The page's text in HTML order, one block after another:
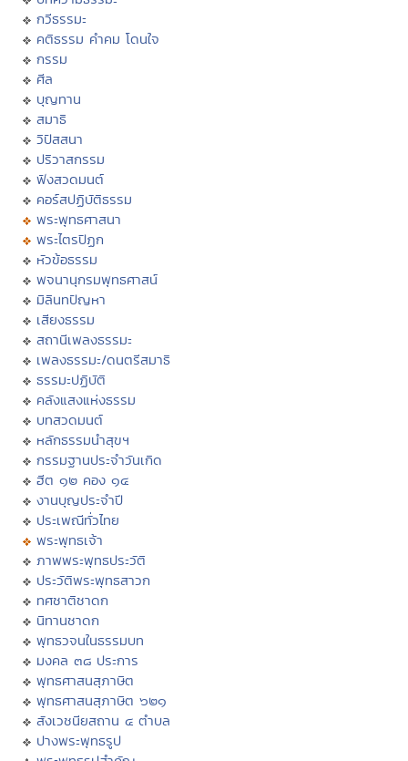
กวีธรรมะ
คติธรรม คำคม โดนใจ
กรรม
ศีล
บุญทาน
สมาธิ
วิปัสสนา
ปริวาสกรรม
ฟังสวดมนต์
คอร์สปฏิบัติธรรม
พระพุทธศาสนา
พระไตรปิฏก
หัวข้อธรรม
พจนานุกรมพุทธศาสน์
มิลินทปัญหา
เสียงธรรม
สถานีเพลงธรรมะ
เพลงธรรมะ/ดนตรีสมาธิ
ธรรมะปฏิบัติ
คลังแสงแห่งธรรม
บทสวดมนต์
หลักธรรมนำสุขฯ
กรรมฐานประจำวันเกิด
ฮีต ๑๒ คอง ๑๔
งานบุญประจำปี
ประเพณีทั่วไทย
พระพุทธเจ้า
ภาพพระพุทธประวัติ
ประวัติพระพุทธสาวก
ทศชาติชาดก
นิทานชาดก
พุทธวจนในธรรมบท
มงคล ๓๘ ประการ
พุทธศาสนสุภาษิต
พุทธศาสนสุภาษิต ๖๒๑
สังเวชนียสถาน ๔ ตำบล
ปางพระพุทธรูป